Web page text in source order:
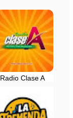
Radio Clase A